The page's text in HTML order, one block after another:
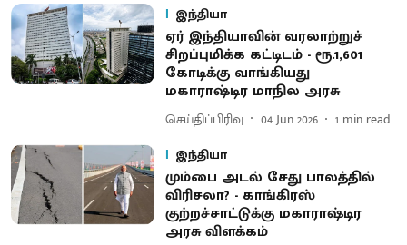
இந்தியா
ஏர் இந்தியாவின் வரலாற்றுச்
சிறப்புமிக்க கட்டிடம் - ரூ.1,601
கோடிக்கு வாங்கியது
மகாராஷ்டிர மாநில அரசு
செய்திப்பிரிவு 04 Jun 2026 1 min read
இந்தியா
மும்பை அடல் சேது பாலத்தில்
விரிசலா? - காங்கிரஸ்
குற்றச்சாட்டுக்கு மகாராஷ்டிர
அரசு விளக்கம்